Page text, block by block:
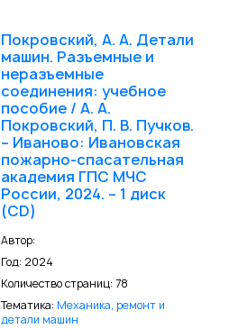
Покровский, А. А. Детали
машин. Разъемные и
неразъемные
соединения: учебное
пособие / А. А.
Покровский, П. В. Пучков.
– Иваново: Ивановская
пожарно-спасательная
академия ГПС МЧС
России, 2024. – 1 диск
(CD)
Автор:
Год: 2024
Количество страниц: 78
Тематика: Механика, ремонт и
детали машин